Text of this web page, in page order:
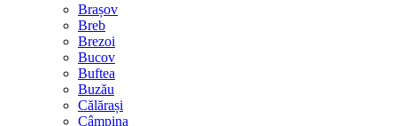
Brașov
Breb
Brezoi
Bucov
Buftea
Buzău
Călărași
Câmpina